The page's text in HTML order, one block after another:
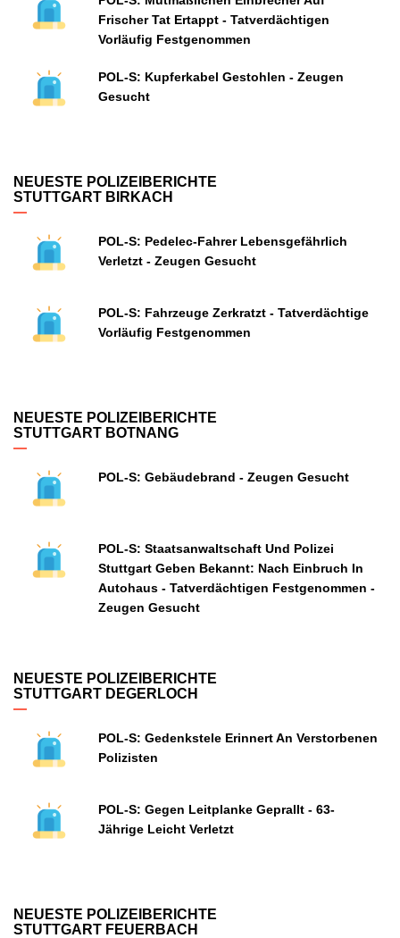
Frischer Tat Ertappt - Tatverdächtigen
Vorläufig Festgenommen
POL-S: Kupferkabel Gestohlen - Zeugen
Gesucht
NEUESTE POLIZEIBERICHTE
STUTTGART BIRKACH
POL-S: Pedelec-Fahrer Lebensgefährlich
Verletzt - Zeugen Gesucht
POL-S: Fahrzeuge Zerkratzt - Tatverdächtige
Vorläufig Festgenommen
NEUESTE POLIZEIBERICHTE
STUTTGART BOTNANG
POL-S: Gebäudebrand - Zeugen Gesucht
POL-S: Staatsanwaltschaft Und Polizei
Stuttgart Geben Bekannt: Nach Einbruch In
Autohaus - Tatverdächtigen Festgenommen -
Zeugen Gesucht
NEUESTE POLIZEIBERICHTE
STUTTGART DEGERLOCH
POL-S: Gedenkstele Erinnert An Verstorbenen
Polizisten
POL-S: Gegen Leitplanke Geprallt - 63-
Jährige Leicht Verletzt
NEUESTE POLIZEIBERICHTE
STUTTGART FEUERBACH